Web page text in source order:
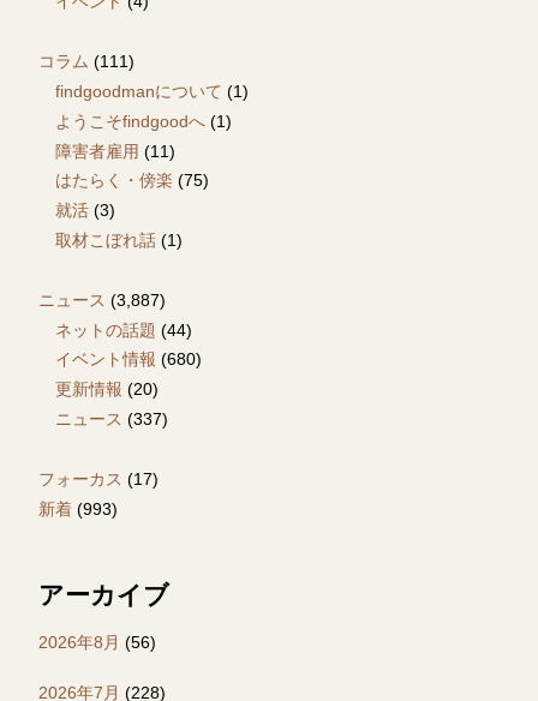
コラム (111)
findgoodmanについて (1)
ようこそfindgoodへ (1)
障害者雇用 (11)
はたらく・傍楽 (75)
就活 (3)
取材こぼれ話 (1)
ニュース (3,887)
ネットの話題 (44)
イベント情報 (680)
更新情報 (20)
ニュース (337)
フォーカス (17)
新着 (993)
アーカイブ
2026年8月 (56)
2026年7月 (228)